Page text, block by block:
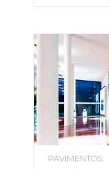
PAVIMENTOS